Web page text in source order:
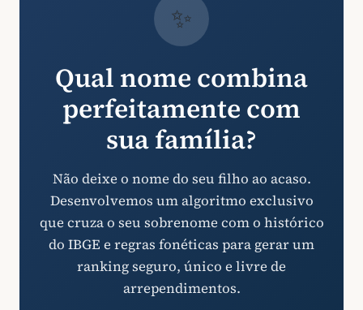
✨
Qual nome combina
perfeitamente com
sua família?
Não deixe o nome do seu filho ao acaso.
Desenvolvemos um algoritmo exclusivo
que cruza o seu sobrenome com o histórico
do IBGE e regras fonéticas para gerar um
ranking seguro, único e livre de
arrependimentos.